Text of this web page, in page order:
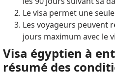
Le visa permet une
Les voyageurs peuvent
jours maximum avec le
Visa égyptien à
résumé des